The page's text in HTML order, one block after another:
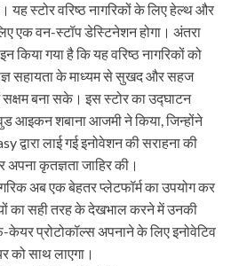
यह स्टोर वरिष्ठ नागरिकों के लिए हेल्थ और
एक वन-स्टॉप डेस्टिनेशन होगा। अंतरा
किया गया है कि यह वरिष्ठ नागरिकों को
सहायता के माध्यम से सुखद और सहज
बना सके। इस स्टोर का उद्घाटन
आइकन शबाना आजमी ने किया, जिन्होंने
द्वारा लाई गई इनोवेशन की सराहना की
कृतज्ञता जाहिर की।
अब एक बेहतर प्लेटफॉर्म का उपयोग कर
का सही तरह के देखभाल करने में उनकी
प्रोटोकॉल्स अपनाने के लिए इनोवेटिव
को साथ लाएगा।